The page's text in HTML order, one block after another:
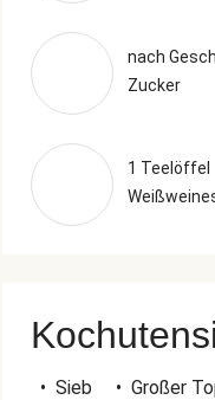
nach
Zucker
1 Teelöffel
• Sieb • Großer